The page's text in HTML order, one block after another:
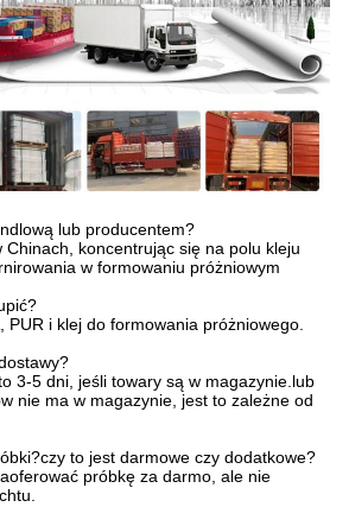
lub producentem?
koncentrując się na polu kleju
w formowaniu próżniowym
PUR i klej do formowania próżniowego.
3-5 dni, jeśli towary są w magazynie.lub
nie ma w magazynie, jest to zależne od
to jest darmowe czy dodatkowe?
próbkę za darmo, ale nie